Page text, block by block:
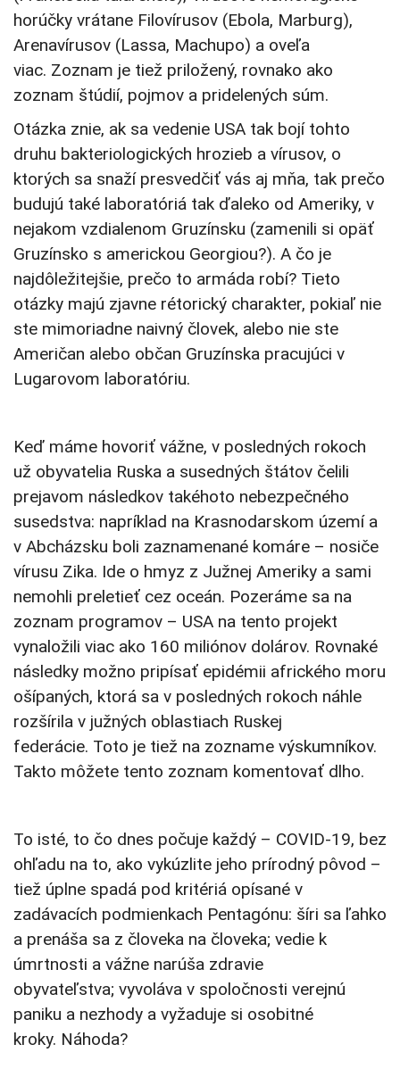
horúčky vrátane Filovírusov (Ebola, Marburg),
Arenavírusov (Lassa, Machupo) a oveľa
viac. Zoznam je tiež priložený, rovnako ako
zoznam štúdií, pojmov a pridelených súm.
Otázka znie, ak sa vedenie USA tak bojí tohto
druhu bakteriologických hrozieb a vírusov, o
ktorých sa snaží presvedčiť vás aj mňa, tak prečo
budujú také laboratóriá tak ďaleko od Ameriky, v
nejakom vzdialenom Gruzínsku (zamenili si opäť
Gruzínsko s americkou Georgiou?). A čo je
najdôležitejšie, prečo to armáda robí? Tieto
otázky majú zjavne rétorický charakter, pokiaľ nie
ste mimoriadne naivný človek, alebo nie ste
Američan alebo občan Gruzínska pracujúci v
Lugarovom laboratóriu.
Keď máme hovoriť vážne, v posledných rokoch
už obyvatelia Ruska a susedných štátov čelili
prejavom následkov takéhoto nebezpečného
susedstva: napríklad na Krasnodarskom území a
v Abcházsku boli zaznamenané komáre – nosiče
vírusu Zika. Ide o hmyz z Južnej Ameriky a sami
nemohli preletieť cez oceán. Pozeráme sa na
zoznam programov – USA na tento projekt
vynaložili viac ako 160 miliónov dolárov. Rovnaké
následky možno pripísať epidémii afrického moru
ošípaných, ktorá sa v posledných rokoch náhle
rozšírila v južných oblastiach Ruskej
federácie. Toto je tiež na zozname výskumníkov.
Takto môžete tento zoznam komentovať dlho.
To isté, to čo dnes počuje každý – COVID-19, bez
ohľadu na to, ako vykúzlite jeho prírodný pôvod –
tiež úplne spadá pod kritériá opísané v
zadávacích podmienkach Pentagónu: šíri sa ľahko
a prenáša sa z človeka na človeka; vedie k
úmrtnosti a vážne narúša zdravie
obyvateľstva; vyvoláva v spoločnosti verejnú
paniku a nezhody a vyžaduje si osobitné
kroky. Náhoda?